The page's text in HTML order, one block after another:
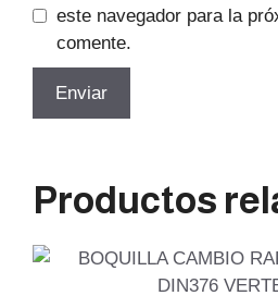
este navegador para la
comente.
Productos